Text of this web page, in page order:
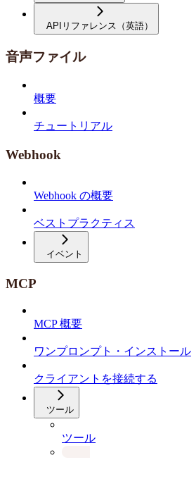
APIリファレンス（英語）
音声ファイル
概要
チュートリアル
Webhook
Webhook の概要
ベストプラクティス
イベント
MCP
MCP 概要
ワンプロンプト・インストール
クライアントを接続する
ツール
ツール